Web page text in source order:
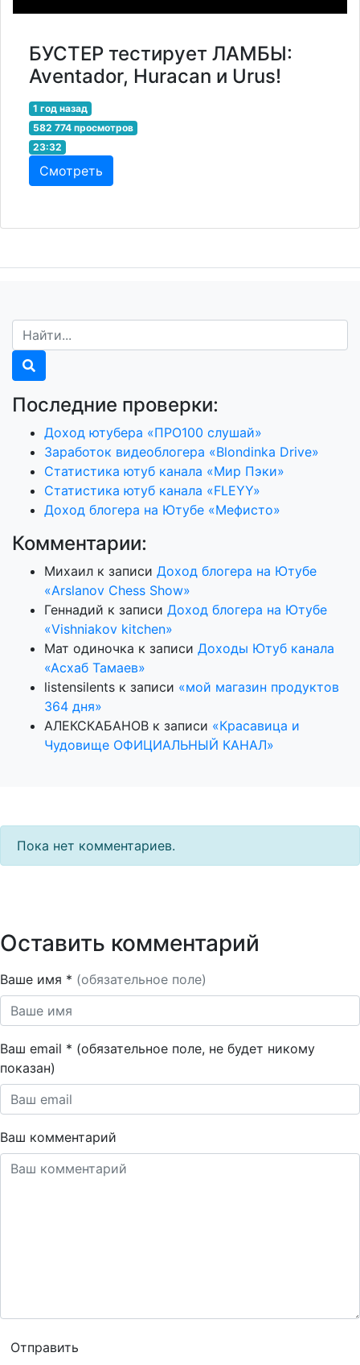
БУСТЕР тестирует ЛАМБЫ:
Aventador, Huracan и Urus!
1 год назад
582 774 просмотров
23:32
Смотреть
Последние проверки:
Доход ютубера «ПРО100 слушай»
Заработок видеоблогера «Blondinka Drive»
Статистика ютуб канала «Мир Пэки»
Статистика ютуб канала «FLEYY»
Доход блогера на Ютубе «Мефисто»
Комментарии:
Михаил к записи Доход блогера на Ютубе
«Arslanov Chess Show»
Геннадий к записи Доход блогера на Ютубе
«Vishniakov kitchen»
Мат одиночка к записи Доходы Ютуб канала
«Асхаб Тамаев»
listensilents к записи «мой магазин продуктов
364 дня»
АЛЕКСКАБАНОВ к записи «Красавица и
Чудовище ОФИЦИАЛЬНЫЙ КАНАЛ»
Пока нет комментариев.
Оставить комментарий
Ваше имя * (обязательное поле)
Ваш email * (обязательное поле, не будет никому
показан)
Ваш комментарий